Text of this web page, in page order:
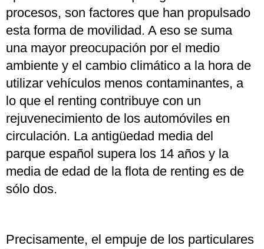
procesos, son factores que han propulsado
esta forma de movilidad. A eso se suma
una mayor preocupación por el medio
ambiente y el cambio climático a la hora de
utilizar vehículos menos contaminantes, a
lo que el renting contribuye con un
rejuvenecimiento de los automóviles en
circulación. La antigüedad media del
parque español supera los 14 años y la
media de edad de la flota de renting es de
sólo dos.
Precisamente, el empuje de los particulares